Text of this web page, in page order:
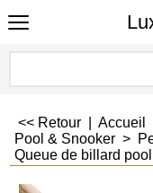
<< Retour Accueil
Pool & Snooker >
Queue de billard